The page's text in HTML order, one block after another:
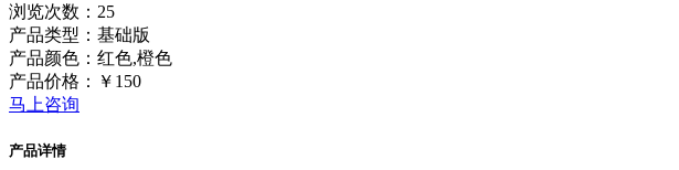
浏览次数：25
产品类型：基础版
产品颜色：红色,橙色
产品价格：￥150
马上咨询
产品详情